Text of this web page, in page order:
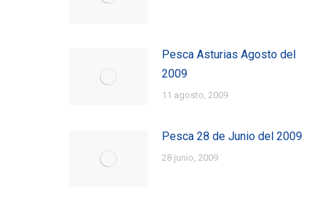
Pesca Asturias Agosto del
2009
11 agosto, 2009
Pesca 28 de Junio del 2009
28 junio, 2009